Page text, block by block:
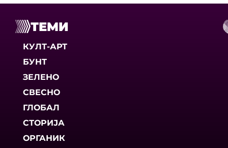
ТЕМИ
КУЛТ-АРТ
БУНТ
ЗЕЛЕНО
СВЕСНО
ГЛОБАЛ
СТОРИЈА
ОРГАНИК